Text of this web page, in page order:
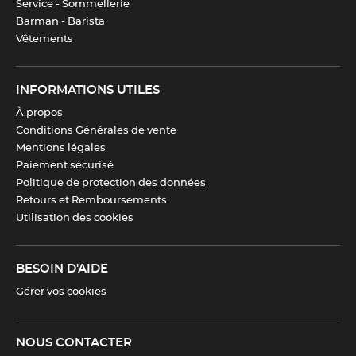
Service - Sommellerie
Barman - Barista
Vêtements
INFORMATIONS UTILES
À propos
Conditions Générales de vente
Mentions légales
Paiement sécurisé
Politique de protection des données
Retours et Remboursements
Utilisation des cookies
BESOIN D'AIDE
Gérer vos cookies
NOUS CONTACTER